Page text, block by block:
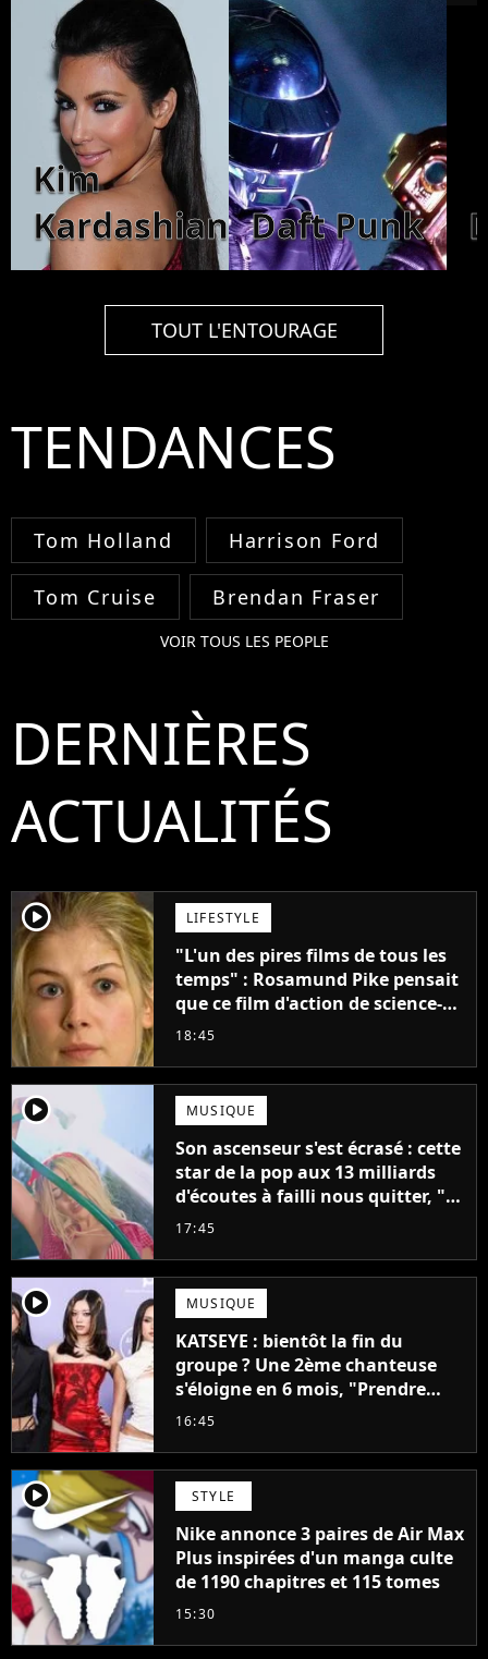
Kim
Kardashian Daft Punk
TOUT L'ENTOURAGE
TENDANCES
Tom Holland Harrison Ford
Tom Cruise Brendan Fraser
VOIR TOUS LES PEOPLE
DERNIÈRES
ACTUALITÉS
player2 LIFESTYLE
"L'un des pires films de tous les
temps" : Rosamund Pike pensait
que ce film d'action de science-
fiction avec Dwayne Johnson
18:45
player2 MUSIQUE
Son ascenseur s'est écrasé : cette
star de la pop aux 13 milliards
d'écoutes à failli nous quitter, "Je
pensais ne plus jamais chanter"
17:45
player2 MUSIQUE
KATSEYE : bientôt la fin du
groupe ? Une 2ème chanteuse
s'éloigne en 6 mois, "Prendre
cette décision n’a pas été facile"
16:45
player2 STYLE
Nike annonce 3 paires de Air Max
Plus inspirées d'un manga culte
de 1190 chapitres et 115 tomes
15:30